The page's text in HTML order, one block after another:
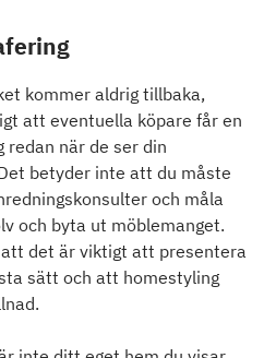
kommer aldrig tillbaka,
att eventuella köpare får en
redan när de ser din
betyder inte att du måste
och måla
och byta ut möblemanget.
det är viktigt att presentera
sätt och att homestyling